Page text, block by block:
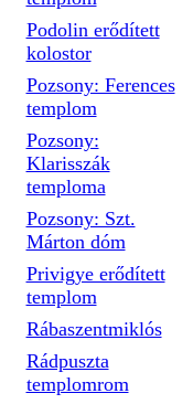
Podolin erődített
kolostor
Pozsony: Ferences
templom
Pozsony:
Klarisszák
temploma
Pozsony: Szt.
Márton dóm
Privigye erődített
templom
Rábaszentmiklós
Rádpuszta
templomrom